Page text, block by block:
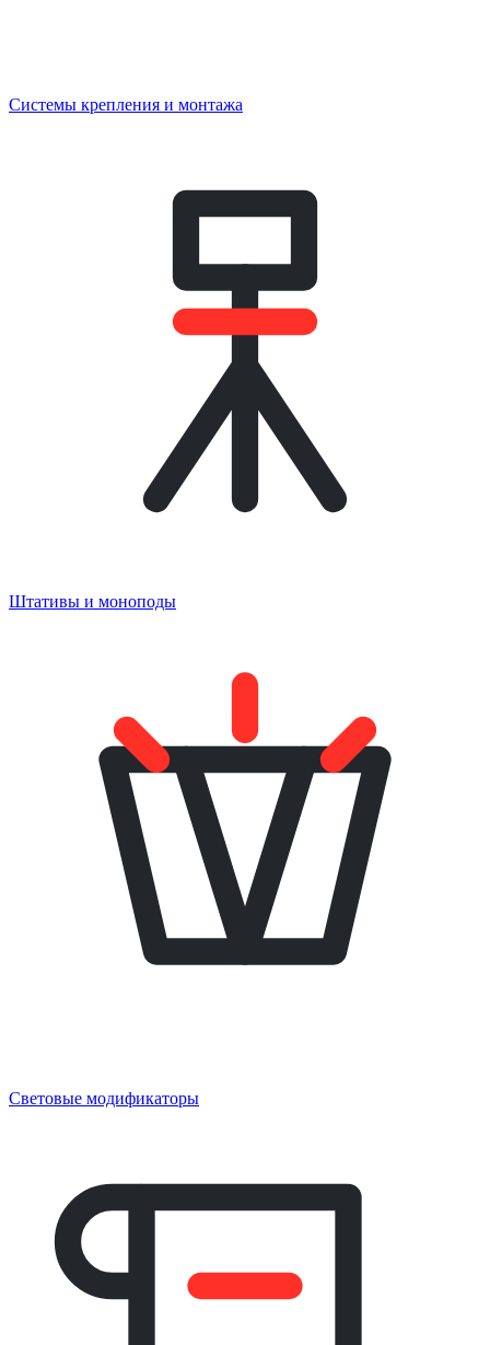
Системы крепления и монтажа
Штативы и моноподы
Световые модификаторы